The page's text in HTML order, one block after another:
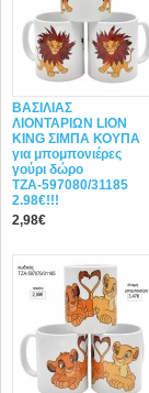
ΒΑΣΙΛΙΑΣ
ΛΙΟΝΤΑΡΙΩΝ LION
KING ΣΙΜΠΑ ΚΟΥΠΑ
για μπομπονιέρες
γούρι δώρο
ΤΖΑ-597080/31185
2.98€!!!
2,98€